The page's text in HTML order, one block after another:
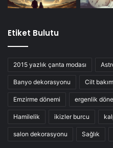
Etiket Bulutu
2015 yazlık çanta modası
Banyo dekorasyonu Cilt
Emzirme dönemi ergenlik
Hamilelik ikizler burcu
salon dekorasyonu Sağlık